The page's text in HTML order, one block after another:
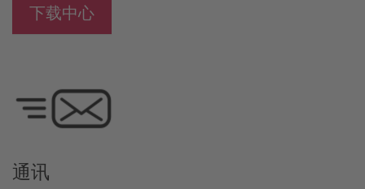
下载中心
通讯